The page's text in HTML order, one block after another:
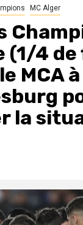
MC Alger
(1/4 de
MCA à
la